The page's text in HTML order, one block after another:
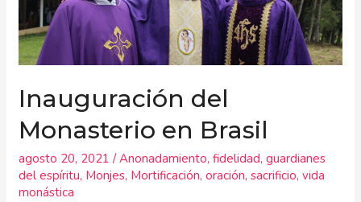
Inauguración del
Monasterio en Brasil
agosto 20, 2021/Anonadamiento,fidelidad,guardianes
del espíritu, Monjes, Mortificación,oración,sacrificio,vida
monástica
Brasil